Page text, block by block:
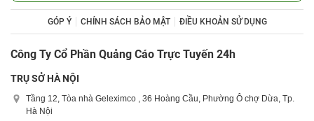
GÓP Ý CHÍNH SÁCH BẢO MẬT ĐIỀU KHOẢN SỬ DỤNG
Công Ty Cổ Phần Quảng Cáo Trực Tuyến 24h
TRỤ SỞ HÀ NỘI
Tầng 12, Tòa nhà Geleximco , 36 Hoàng Cầu, Phường Ô chợ Dừa, Tp.
Hà Nội